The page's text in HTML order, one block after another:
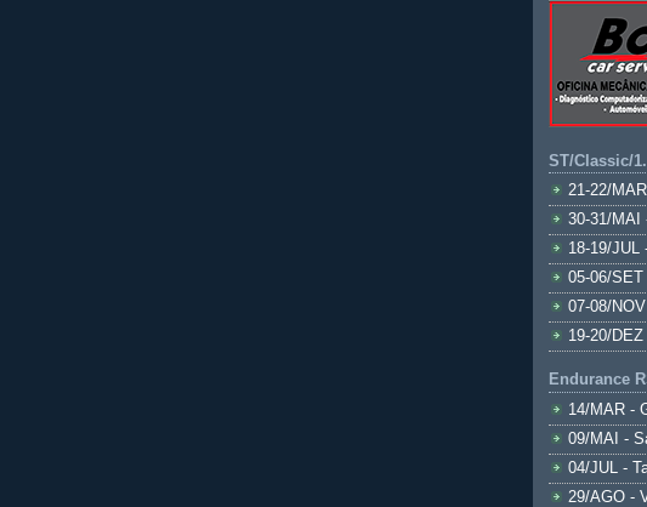
ST/Classic/
21-22/
30-31/MAI
18-19/JUL
05-06/
07-08/
19-20/
Endurance
14/MAR -
09/MAI -
04/JUL -
29/AGO -